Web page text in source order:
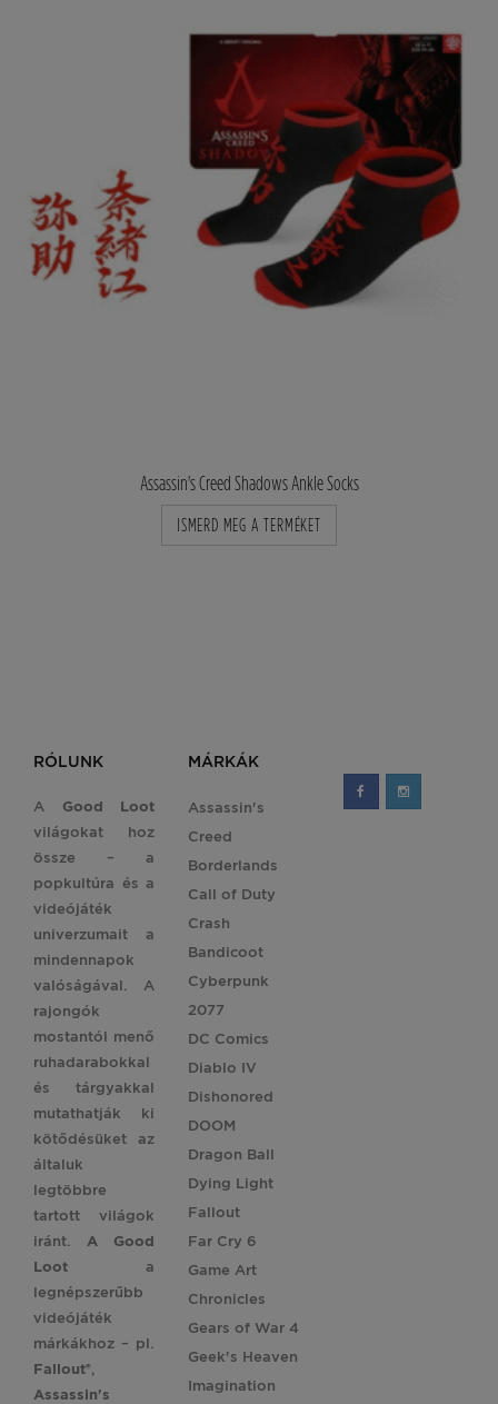
Assassin's Creed Shadows Ankle Socks
ISMERD MEG A TERMÉKET
RÓLUNK
A Good Loot
világokat hoz
össze – a
popkultúra és a
videójáték
univerzumait a
mindennapok
valóságával. A
rajongók
mostantól menő
ruhadarabokkal
és tárgyakkal
mutathatják ki
kötődésüket az
általuk
legtöbbre
tartott világok
iránt. A Good
Loot a
legnépszerűbb
videójáték
márkákhoz – pl.
Fallout®,
Assassin's
MÁRKÁK
Assassin's
Creed
Borderlands
Call of Duty
Crash
Bandicoot
Cyberpunk
2077
DC Comics
Diablo IV
Dishonored
DOOM
Dragon Ball
Dying Light
Fallout
Far Cry 6
Game Art
Chronicles
Gears of War 4
Geek's Heaven
Imagination